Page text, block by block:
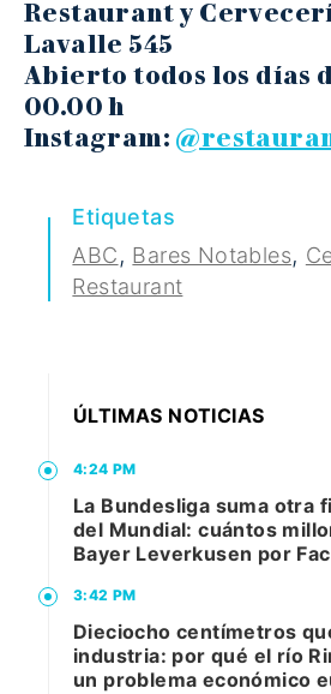
Restaurant y
Lavalle 545
Abierto todos los días
00.00 h
Instagram:
Etiquetas
ABC, Bares Notables,
Restaurant
ÚLTIMAS NOTICIAS
4:24 PM
La Bundesliga suma otra
del Mundial: cuántos
Bayer Leverkusen por
3:42 PM
Dieciocho centímetros
industria: por qué el río
un problema económico